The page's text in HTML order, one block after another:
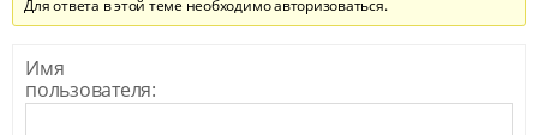
Для ответа в этой теме необходимо авторизоваться.
Имя
пользователя: